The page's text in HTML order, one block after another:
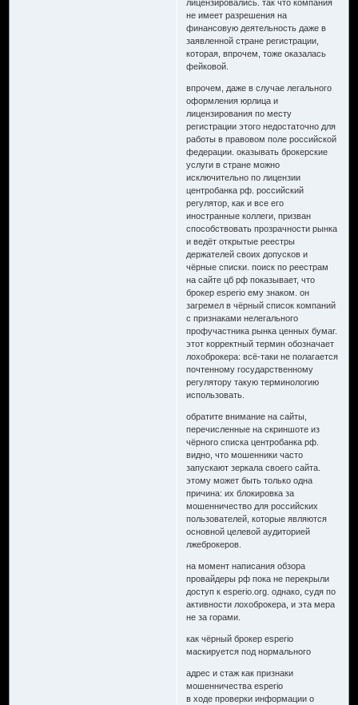
лицензировались. так что компания
не имеет разрешения на
финансовую деятельность даже в
заявленной стране регистрации,
которая, впрочем, тоже оказалась
фейковой.
впрочем, даже в случае легального
оформления юрлица и
лицензирования по месту
регистрации этого недостаточно для
работы в правовом поле российской
федерации. оказывать брокерские
услуги в стране можно
исключительно по лицензии
центробанка рф. российский
регулятор, как и все его
иностранные коллеги, призван
способствовать прозрачности рынка
и ведёт открытые реестры
держателей своих допусков и
чёрные списки. поиск по реестрам
на сайте цб рф показывает, что
брокер esperio ему знаком. он
загремел в чёрный список компаний
с признаками нелегального
профучастника рынка ценных бумаг.
этот корректный термин обозначает
лохоброкера: всё-таки не полагается
почтенному государственному
регулятору такую терминологию
использовать.
обратите внимание на сайты,
перечисленные на скриншоте из
чёрного списка центробанка рф.
видно, что мошенники часто
запускают зеркала своего сайта.
этому может быть только одна
причина: их блокировка за
мошенничество для российских
пользователей, которые являются
основной целевой аудиторией
лжеброкеров.
на момент написания обзора
провайдеры рф пока не перекрыли
доступ к esperio.org. однако, судя по
активности лохоброкера, и эта мера
не за горами.
как чёрный брокер esperio
маскируется под нормального
адрес и стаж как признаки
мошенничества esperio
в ходе проверки информации о